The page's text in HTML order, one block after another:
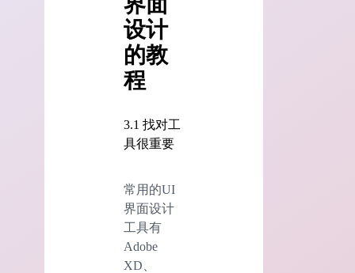
设计
的教
程
3.1 找对工
具很重要
常用的UI
界面设计
工具有
Adobe
XD、